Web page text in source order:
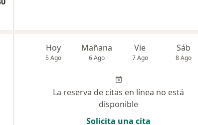
Hoy
5 Ago
Mañana
6 Ago
Vie
7 Ago
Sáb
8 Ago
La reserva de citas en línea no está
disponible
Solicita una cita